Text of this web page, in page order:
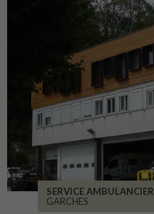
SERVICE AMBULANCIER
GARCHES